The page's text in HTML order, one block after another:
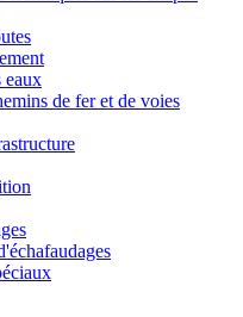
eaux
de fer et de voies